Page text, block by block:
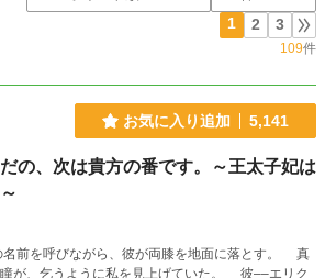
1 2 3
109件
お気に入り追加 5,141
の、次は貴方の番です。～王太子妃は
乞うように私を見上げていた。 彼––エリク